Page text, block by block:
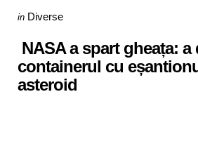
Categories
Posted
in Diverse
NASA a spart gheața: a
containerul cu
asteroid